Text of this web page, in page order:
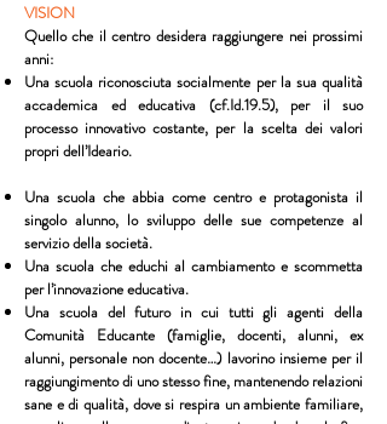
VISION
Quello che il centro desidera raggiungere nei prossimi
anni:
Una scuola riconosciuta socialmente per la sua qualità
accademica ed educativa (cf.Id.19.5), per il suo
processo innovativo costante, per la scelta dei valori
propri dell’Ideario.
Una scuola che abbia come centro e protagonista il
singolo alunno, lo sviluppo delle sue competenze al
servizio della società.
Una scuola che educhi al cambiamento e scommetta
per l’innovazione educativa.
Una scuola del futuro in cui tutti gli agenti della
Comunità Educante (famiglie, docenti, alunni, ex
alunni, personale non docente…) lavorino insieme per il
raggiungimento di uno stesso fine, mantenendo relazioni
sane e di qualità, dove si respira un ambiente familiare,